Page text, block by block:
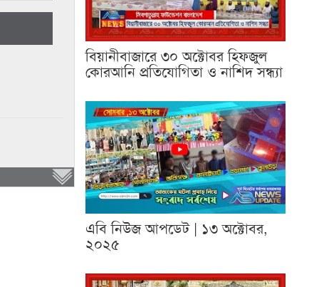
বিয়ানীবাজারে ৩০ অক্টোবর হিফজুল
কোরআনি প্রতিযোগিতা ও নাশিদ সন্ধ্যা
এবি নিউজ আপডেট | ১৩ অক্টোবর,
২০২৫